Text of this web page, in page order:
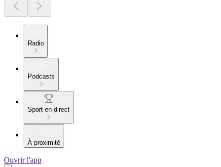
Radio
Podcasts
Sport en direct
À proximité
Ouvrir l'app